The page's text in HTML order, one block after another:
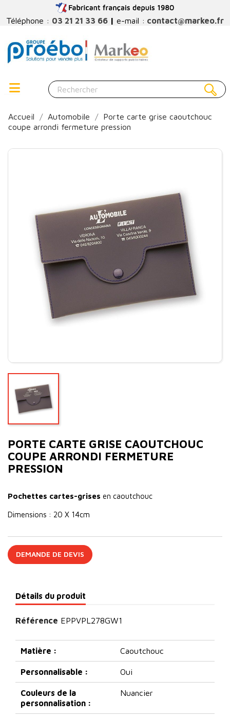
Téléphone : 03 21 21 33 66 | e-mail : contact@markeo.fr
Accueil Automobile
Porte carte grise caoutchouc
coupe arrondi fermeture pression
PORTE CARTE GRISE CAOUTCHOUC
COUPE ARRONDI FERMETURE
PRESSION
Pochettes cartes-grises en caoutchouc
Dimensions : 20 X 14cm
DEMANDE DE DEVIS
Détails du produit
Référence EPPVPL278GW1
Matière : Caoutchouc
Personnalisable : Oui
Couleurs de la
personnalisation :
Nuancier